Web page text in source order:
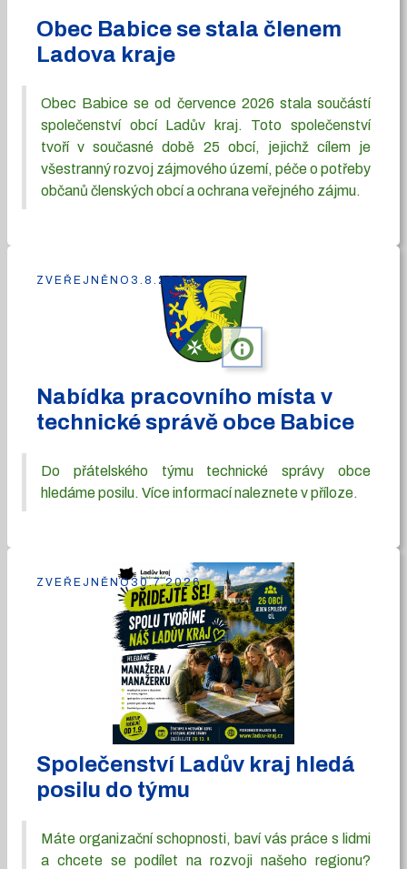
Obec Babice se stala členem
Ladova kraje
Obec Babice se od července 2026 stala součástí
společenství obcí Ladův kraj. Toto společenství
tvoří v současné době 25 obcí, jejichž cílem je
všestranný rozvoj zájmového území, péče o potřeby
občanů členských obcí a ochrana veřejného zájmu.
info
Nabídka pracovního místa v
technické správě obce Babice
Do přátelského týmu technické správy obce
hledáme posilu. Více informací naleznete v příloze.
ZVEŘEJNĚNO 3.8.2026
Společenství Ladův kraj hledá
posilu do týmu
Máte organizační schopnosti, baví vás práce s lidmi
a chcete se podílet na rozvoji našeho regionu?
ZVEŘEJNĚNO30.7.2026